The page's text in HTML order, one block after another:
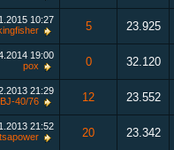
10:27
5 23.925
19:00
pox
0 32.120
21:29
BJ-40/76
12 23.552
21:52
20 23.342